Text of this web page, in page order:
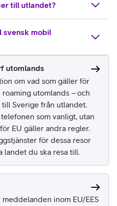
till utlandet?
svensk mobil
utomlands
om vad som gäller för
roaming utomlands – och
Sverige från utlandet.
som vanligt, utan
EU gäller andra regler.
för dessa resor
landet du ska resa till.
inom EU/EES